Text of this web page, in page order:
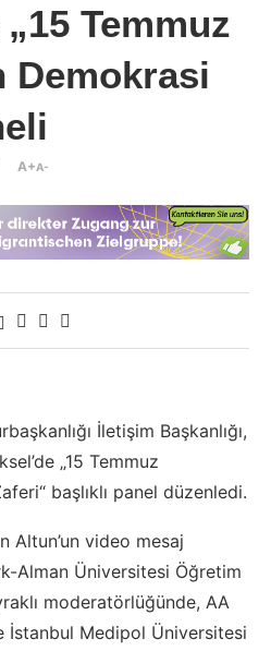
Temmuz
Demokrasi
A+A-
İletişim Başkanlığı,
„15 Temmuz
başlıklı panel düzenledi.
Altun’un video mesaj
Alman Üniversitesi Öğretim
moderatörlüğünde, AA
İstanbul Medipol Üniversitesi